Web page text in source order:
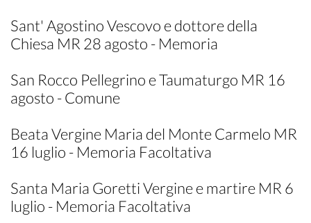
Sant' Agostino Vescovo e dottore della
Chiesa MR 28 agosto - Memoria
San Rocco Pellegrino e Taumaturgo MR 16
agosto - Comune
Beata Vergine Maria del Monte Carmelo MR
16 luglio - Memoria Facoltativa
Santa Maria Goretti Vergine e martire MR 6
luglio - Memoria Facoltativa